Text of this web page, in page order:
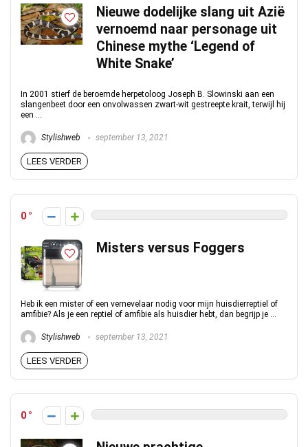
Nieuwe dodelijke slang uit Azië
vernoemd naar personage uit
Chinese mythe ‘Legend of
White Snake’
In 2001 stierf de beroemde herpetoloog Joseph B. Slowinski aan een
slangenbeet door een onvolwassen zwart-wit gestreepte krait, terwijl hij
een ...
Stylishweb september 13, 2021
LEES VERDER
0
Misters versus Foggers
Heb ik een mister of een vernevelaar nodig voor mijn huisdierreptiel of
amfibie? Als je een reptiel of amfibie als huisdier hebt, dan begrijp je ...
Stylishweb september 13, 2021
LEES VERDER
0